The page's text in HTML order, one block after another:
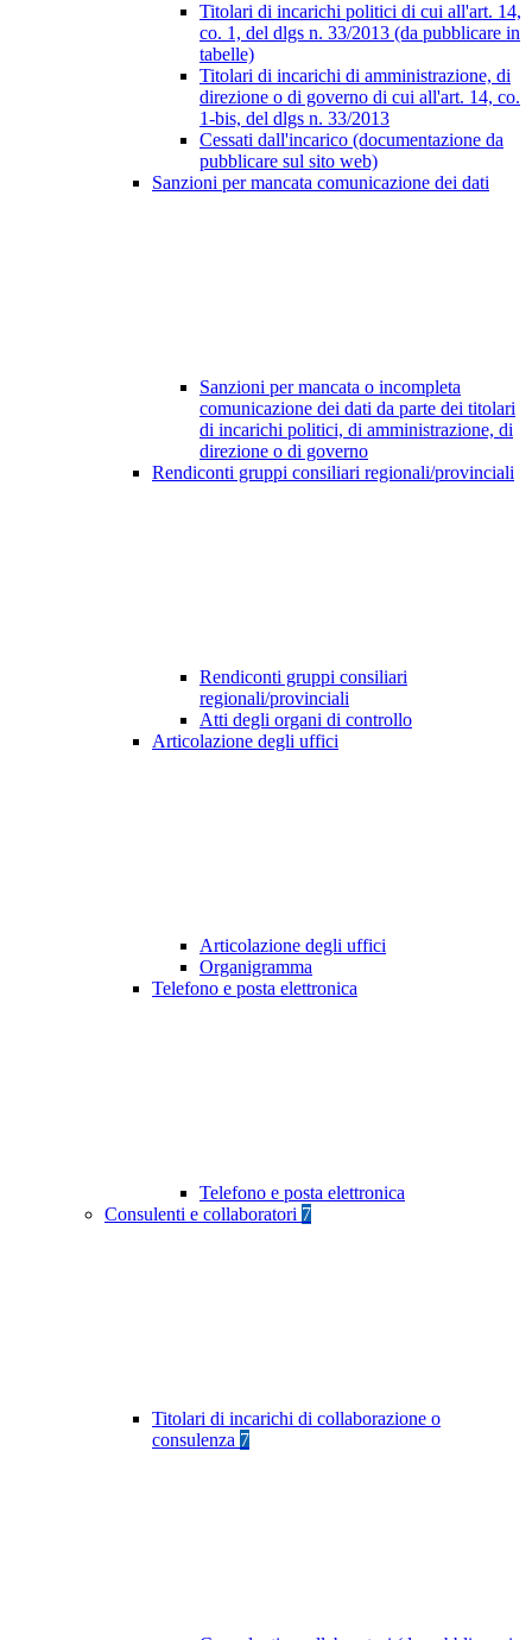
Titolari di incarichi politici di cui all'art. 14,
co. 1, del dlgs n. 33/2013 (da pubblicare in
tabelle)
Titolari di incarichi di amministrazione, di
direzione o di governo di cui all'art. 14, co.
1-bis, del dlgs n. 33/2013
Cessati dall'incarico (documentazione da
pubblicare sul sito web)
Sanzioni per mancata comunicazione dei dati
Sanzioni per mancata o incompleta
comunicazione dei dati da parte dei titolari
di incarichi politici, di amministrazione, di
direzione o di governo
Rendiconti gruppi consiliari regionali/provinciali
Rendiconti gruppi consiliari
regionali/provinciali
Atti degli organi di controllo
Articolazione degli uffici
Articolazione degli uffici
Organigramma
Telefono e posta elettronica
Telefono e posta elettronica
Consulenti e collaboratori 7
Titolari di incarichi di collaborazione o
consulenza 7